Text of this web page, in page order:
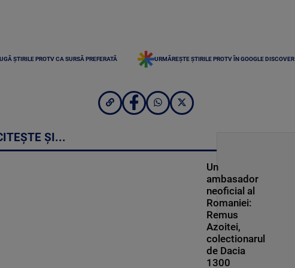
ȘTIRILE PROTV CA SURSĂ PREFERATĂ URMĂREȘTE ȘTIRILE PROTV ÎN GOOGLE DISCOVER
ȘI...
Un
ambasador
neoficial al
Romaniei:
Remus
Azoitei,
colectionarul
de Dacia
1300